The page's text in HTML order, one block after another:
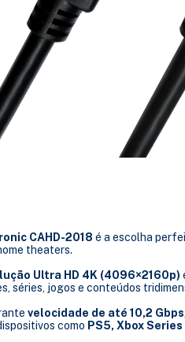
CAHD-2018 é a escolha
theaters.
Ultra HD 4K (4096×2160p)
séries, jogos e conteúdos
velocidade de até 10,2 Gbps
como PS5, Xbox